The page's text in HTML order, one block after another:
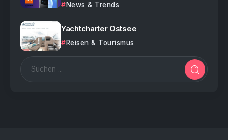
News & Trends
Yachtcharter Ostsee
Reisen & Tourismus